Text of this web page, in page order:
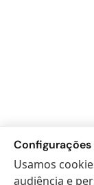
Usamos
audiência e